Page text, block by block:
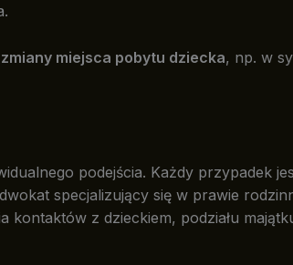
miejsca pobytu dziecka, np. w
podejścia. Każdy przypadek
specjalizujący się w prawie
z dzieckiem, podziału